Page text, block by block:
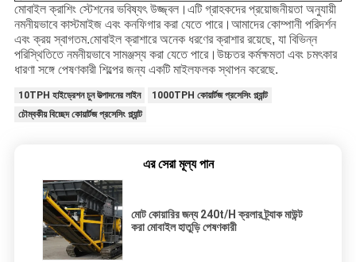
মোবাইল ক্রাশিং স্টেশনের ভবিষ্যৎ উজ্জ্বল।এটি গ্রাহকদের প্রয়োজনীয়তা অনুযায়ী
নমনীয়ভাবে কাস্টমাইজ এবং কনফিগার করা যেতে পারে।আমাদের কোম্পানী পরিদর্শন
এবং ক্রয় স্বাগতম.মোবাইল ক্রাশারে অনেক ধরণের ক্রাশার রয়েছে, যা বিভিন্ন
পরিস্থিতিতে নমনীয়ভাবে সামঞ্জস্য করা যেতে পারে।উচ্চতর কর্মক্ষমতা এবং চমৎকার
ধারণা সঙ্গে পেষণকারী শিল্পের জন্য একটি মাইলফলক স্থাপন করেছে.
10TPH হাইড্রেশন চুন উত্পাদনের লাইন
1000TPH কোয়ার্টজ প্রসেসিং প্ল্যান্ট
চৌম্বকীয় বিচ্ছেদ কোয়ার্টজ প্রসেসিং প্ল্যান্ট
এর সেরা মূল্য পান
মোট কোয়ারির জন্য 240t/H ক্রলার ট্র্যাক মাউন্ট
করা মোবাইল হাতুড়ি পেষণকারী